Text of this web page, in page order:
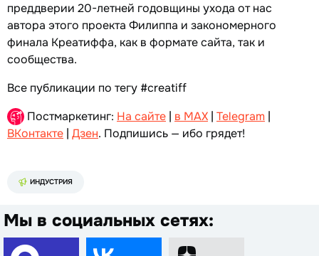
преддверии 20-летней годовщины ухода от нас
автора этого проекта Филиппа и закономерного
финала Креатиффа, как в формате сайта, так и
сообщества.
Все публикации по тегу #creatiff
Постмаркетинг: На сайте | в MAX | Telegram |
ВКонтакте | Дзен. Подпишись — ибо грядет!
ИНДУСТРИЯ
Мы в социальных сетях: